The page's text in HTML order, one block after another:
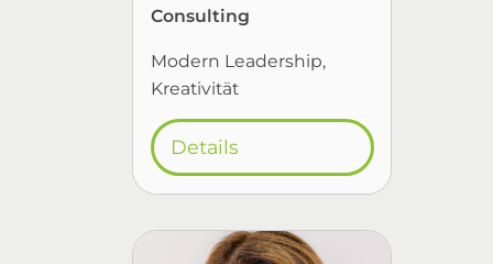
Consulting
Modern Leadership
Kreativität
Details